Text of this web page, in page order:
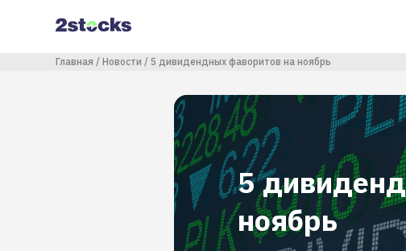
содержанию
Строка навигации
Главная Новости 5 дивидендных фаворитов на ноябрь
5
ноябрь